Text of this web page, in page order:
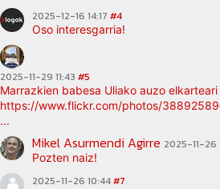
2025-12-16 14:17 #4
Oso interesgarria!
2025-11-29 11:43 #5
Marrazkien babesa Uliako auzo
https://www.flickr.com/photos/
...
Mikel Asurmendi Agirre 2025-11-26
Pozten naiz!
2025-11-26 10:44#7